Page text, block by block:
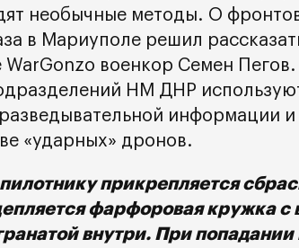
необычные методы. О
в Мариуполе решил
WarGonzo военкор Семен
НМ ДНР
информации и
«ударных» дронов.
прикрепляется
фарфоровая кружка с
внутри. При